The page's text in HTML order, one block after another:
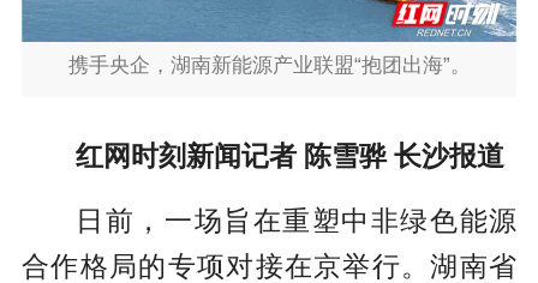
携手央企，湖南新能源产业联盟“抱团出海”。
红网时刻新闻记者 陈雪骅 长沙报道
日前，一场旨在重塑中非绿色能源
合作格局的专项对接在京举行。湖南省